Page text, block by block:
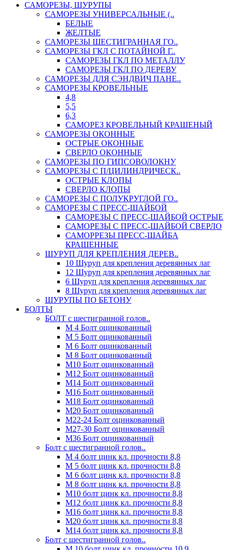
САМОРЕЗЫ, ШУРУПЫ
САМОРЕЗЫ УНИВЕРСАЛЬНЫЕ (..
БЕЛЫЕ
ЖЕЛТЫЕ
САМОРЕЗЫ ШЕСТИГРАННАЯ ГО..
САМОРЕЗЫ ГКЛ С ПОТАЙНОЙ Г..
САМОРЕЗЫ ГКЛ ПО МЕТАЛЛУ
САМОРЕЗЫ ГКЛ ПО ДЕРЕВУ
САМОРЕЗЫ ДЛЯ СЭНДВИЧ ПАНЕ..
САМОРЕЗЫ КРОВЕЛЬНЫЕ
4,8
5,5
6,3
САМОРЕЗ КРОВЕЛЬНЫЙ КРАШЕНЫЙ
САМОРЕЗЫ ОКОННЫЕ
ОСТРЫЕ ОКОННЫЕ
СВЕРЛО ОКОННЫЕ
САМОРЕЗЫ ПО ГИПСОВОЛОКНУ
САМОРЕЗЫ С П/ЦИЛИНДРИЧЕСК..
ОСТРЫЕ КЛОПЫ
СВЕРЛО КЛОПЫ
САМОРЕЗЫ С ПОЛУКРУГЛОЙ ГО..
САМОРЕЗЫ С ПРЕСС-ШАЙБОЙ
САМОРЕЗЫ С ПРЕСС-ШАЙБОЙ ОСТРЫЕ
САМОРЕЗЫ С ПРЕСС-ШАЙБОЙ СВЕРЛО
САМОРРЕЗЫ ПРЕСС-ШАЙБА
КРАШЕННЫЕ
ШУРУП ДЛЯ КРЕПЛЕНИЯ ДЕРЕВ..
10 Шуруп для крепления деревянных лаг
12 Шуруп для крепления деревянных лаг
6 Шуруп для крепления деревянных лаг
8 Шуруп для крепления деревянных лаг
ШУРУПЫ ПО БЕТОНУ
БОЛТЫ
БОЛТ с шестигранной голов..
М 4 Болт оцинкованный
М 5 Болт оцинкованный
М 6 Болт оцинкованный
М 8 Болт оцинкованный
М10 Болт оцинкованный
М12 Болт оцинкованный
М14 Болт оцинкованный
М16 Болт оцинкованный
М18 Болт оцинкованный
М20 Болт оцинкованный
М22-24 Болт оцинкованный
М27-30 Болт оцинкованный
М36 Болт оцинкованный
Болт с шестигранной голов..
М 4 болт цинк кл. прочности 8,8
М 5 болт цинк кл. прочности 8,8
М 6 болт цинк кл. прочности 8,8
М 8 болт цинк кл. прочности 8,8
М10 болт цинк кл. прочности 8,8
М12 болт цинк кл. прочности 8,8
М16 болт цинк кл. прочности 8,8
М20 болт цинк кл. прочности 8,8
М14 болт цинк кл. прочности 8,8
Болт с шестигранной голов..